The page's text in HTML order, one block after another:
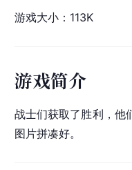
游戏大小：113K
游戏简介
战士们获取了胜利，他
图片拼凑好。